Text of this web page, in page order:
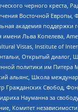
черного креста,
Восточной
академия поддержки
Льва Копелева,
Vistas, Institute of
Открытый диалог,
политики им Питера
альянс, Школа
Гражданских Свобод,
Науманна за
Комитет